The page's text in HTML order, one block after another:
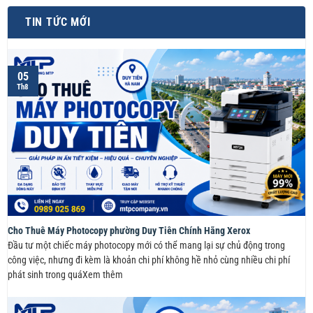
TIN TỨC MỚI
Cho Thuê Máy Photocopy phường Duy Tiên Chính Hãng Xerox
Đầu tư một chiếc máy photocopy mới có thể mang lại sự chủ động trong
công việc, nhưng đi kèm là khoản chi phí không hề nhỏ cùng nhiều chi phí
phát sinh trong quáXem thêm
05
Th8